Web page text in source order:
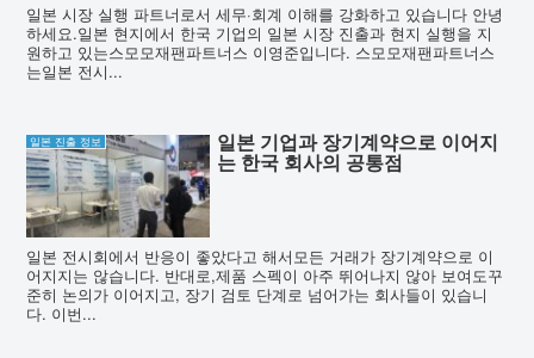
일본 시장 실행 파트너로서 세무·회계 이해를 강화하고 있습니다 안녕
하세요.일본 현지에서 한국 기업의 일본 시장 진출과 현지 실행을 지
원하고 있는스모모재팬파트너스 이영준입니다. 스모모재팬파트너스
는일본 전시...
일본 진출 정보 일본 기업과 장기계약으로 이어지
는 한국 회사의 공통점
일본 전시회에서 반응이 좋았다고 해서모든 거래가 장기계약으로 이
어지지는 않습니다. 반대로,제품 스펙이 아주 뛰어나지 않아 보여도꾸
준히 논의가 이어지고, 장기 검토 단계로 넘어가는 회사들이 있습니
다. 이번...